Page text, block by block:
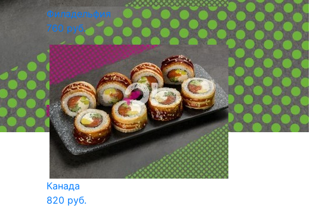
Филадельфия
760 руб.
Канада
820 руб.